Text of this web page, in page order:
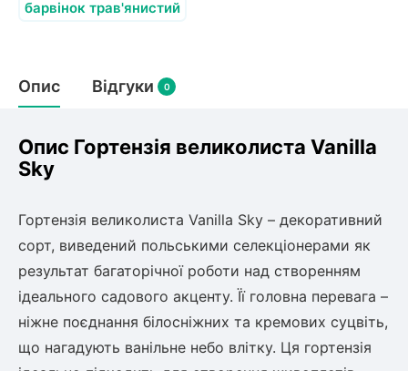
Мушмула
Алича
Айва
Хурма
Смородина
Ірга
Ківі
Платан
Декоративні кущі
Рододендрон
Барбарис
Пухироплідник
Азалія
Дерен
Штамбові троянди
Бузок
Кріплення агроволокна (агротканини)
Садова техніка
Граблі тракторні
Картоплесаджалки
Роторні косарки
Навантажувачі
барвінок трав'янистий
Опис Відгуки 0
Опис Гортензія великолиста Vanilla
Sky
Гортензія великолиста Vanilla Sky – декоративний
сорт, виведений польськими селекціонерами як
результат багаторічної роботи над створенням
ідеального садового акценту. Її головна перевага –
ніжне поєднання білосніжних та кремових суцвіть,
що нагадують ванільне небо влітку. Ця гортензія